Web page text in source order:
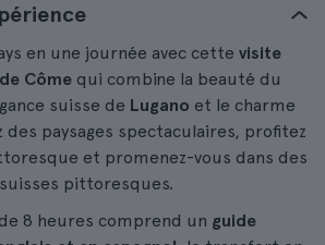
en une journée avec cette visite
Côme qui combine la beauté du
suisse de Lugano et le charme
des paysages spectaculaires, profitez
et promenez-vous dans des
pittoresques.
8 heures comprend un guide